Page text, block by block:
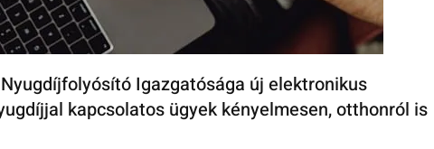
Igazgatósága új elektronikus
kapcsolatos ügyek kényelmesen, otthonról is